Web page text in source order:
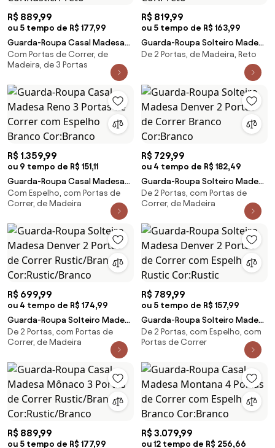
R$ 889,99
ou 5 tempo de R$ 177,99
Guarda-Roupa Casal Madesa
Mônaco 3 Portas de Correr
Rustic/Preto Cor:Rustic/Preto
Com Portas de Correr, de
Madeira, de 3 Portas
R$ 819,99
ou 5 tempo de R$ 163,99
Guarda-Roupa Solteiro Madesa
Dallas 2 Portas de Correr 2
De 2 Portas, de Madeira, Reto
R$ 1.359,99
ou 9 tempo de R$ 151,11
Guarda-Roupa Casal Madesa
Reno 3 Portas de Correr com
Espelho Branco Cor:Branco
Com Espelho, com Portas de
Correr, de Madeira
R$ 729,99
ou 4 tempo de R$ 182,49
Guarda-Roupa Solteiro Madesa
Denver 2 Portas de Correr
Branco Cor:Branco
De 2 Portas, com Portas de
Correr, de Madeira
R$ 699,99
ou 4 tempo de R$ 174,99
Guarda-Roupa Solteiro Madesa
Denver 2 Portas de Correr
Rustic/Branco
De 2 Portas, com Portas de
Correr, de Madeira
R$ 789,99
ou 5 tempo de R$ 157,99
Guarda-Roupa Solteiro Madesa
Denver 2 Portas de Correr com
Espelho Rustic Cor:Rustic
De 2 Portas, com Espelho, com
Portas de Correr
R$ 889,99
ou 5 tempo de R$ 177,99
R$ 3.079,99
ou 12 tempo de R$ 256,66